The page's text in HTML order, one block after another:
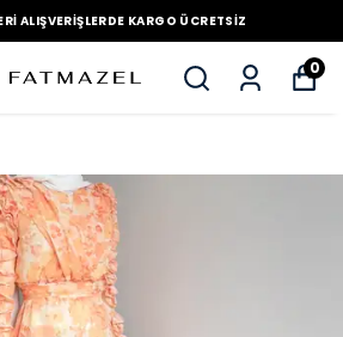
ALIŞVERIŞLERDE KARGO ÜCRETSIZ
0